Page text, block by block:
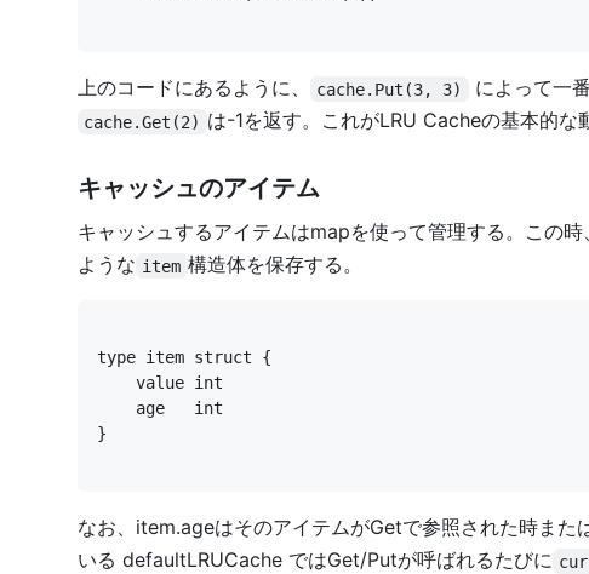
上のコードにあるように、 cache.Put(3, 3) によって一
cache.Get(2) は-1を返す。これがLRU Cacheの基本的な
キャッシュのアイテム
キャッシュするアイテムはmapを使って管理する。この
ような item 構造体を保存する。
}
なお、item.ageはそのアイテムがGetで参照された時ま
いる defaultLRUCache ではGet/Putが呼ばれるたびに